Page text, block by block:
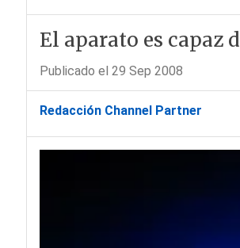
El aparato es capaz
Publicado el 29 Sep 2008
Redacción Channel Partner